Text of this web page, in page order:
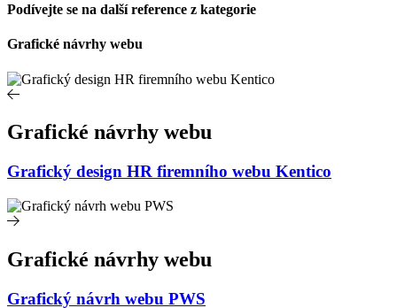
Podívejte se na další reference z kategorie
Grafické návrhy webu
Grafické návrhy webu
Grafický design HR firemního webu Kentico
Grafické návrhy webu
Grafický návrh webu PWS